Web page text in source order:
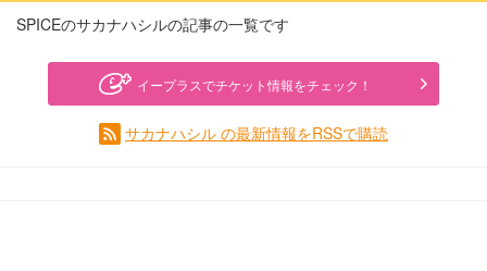
SPICEのサカナハシルの記事の一覧です
イープラスでチケット情報をチェック！
サカナハシル の最新情報をRSSで購読